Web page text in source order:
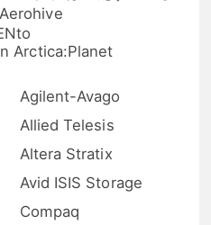
Arctica:Planet
Agilent-Avago
Allied Telesis
Altera Stratix
Avid ISIS Storage
Compaq